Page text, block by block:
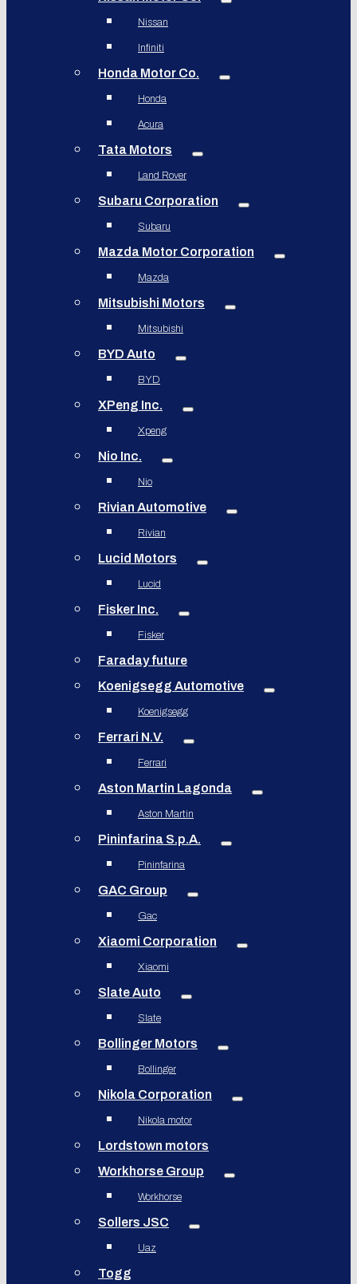
Nissan
Infiniti
Honda Motor Co.
Honda
Acura
Tata Motors
Land Rover
Subaru Corporation
Subaru
Mazda Motor Corporation
Mazda
Mitsubishi Motors
Mitsubishi
BYD Auto
BYD
XPeng Inc.
Xpeng
Nio Inc.
Nio
Rivian Automotive
Rivian
Lucid Motors
Lucid
Fisker Inc.
Fisker
Faraday future
Koenigsegg Automotive
Koenigsegg
Ferrari N.V.
Ferrari
Aston Martin Lagonda
Aston Martin
Pininfarina S.p.A.
Pininfarina
GAC Group
Gac
Xiaomi Corporation
Xiaomi
Slate Auto
Slate
Bollinger Motors
Bollinger
Nikola Corporation
Nikola motor
Lordstown motors
Workhorse Group
Workhorse
Sollers JSC
Uaz
Togg